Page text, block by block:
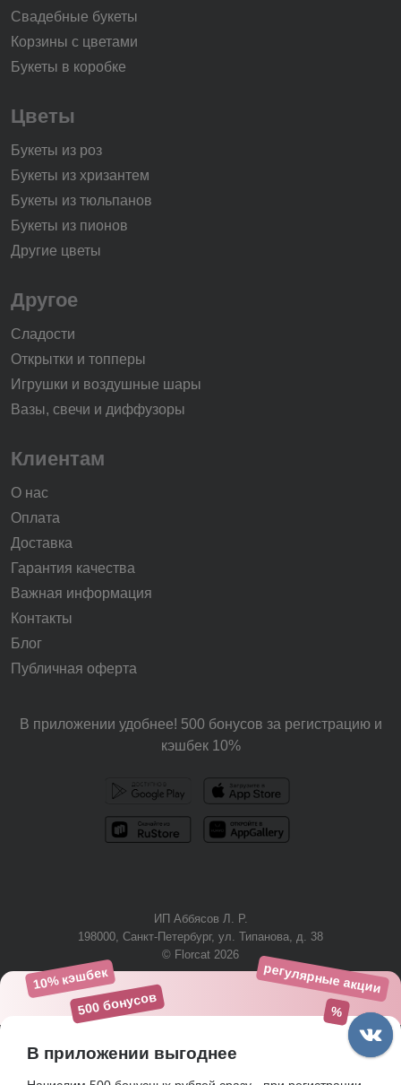
10% кэшбек
500 бонусов
регулярные акции
%
В приложении выгоднее
Свадебные букеты
Корзины с цветами
Букеты в коробке
Цветы
Букеты из роз
Букеты из хризантем
Букеты из тюльпанов
Букеты из пионов
Другие цветы
Другое
Сладости
Открытки и топперы
Игрушки и воздушные шары
Вазы, свечи и диффузоры
Клиентам
О нас
Оплата
Доставка
Гарантия качества
Важная информация
Контакты
Блог
Публичная оферта
В приложении удобнее! 500 бонусов за регистрацию и
кэшбек 10%
ИП Аббясов Л. Р.
198000, Санкт-Петербург, ул. Типанова, д. 38
© Florcat 2026
+7 (812) 425-61-03